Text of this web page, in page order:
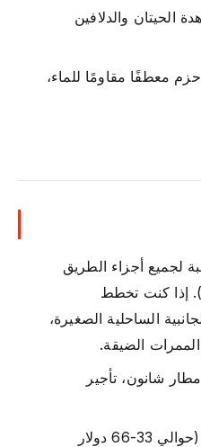
الحيتان والدلافين
معطفًا مقاومًا للماء،
لجميع أجزاء الطريق
إذا كنت تخطط
الساحلية الصغيرة،
الضيقة.
مطار شانون، تأجير
: 30-60 يورو في اليوم (حوالي 33-66 دولار